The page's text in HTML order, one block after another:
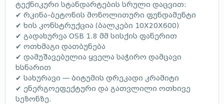
ტექნიკური სტანდარტების სრული დაცვით:
✔ რკინა-ბეტონის მონოლითური ფუნდამენტი
✔ ხის კონსტრუქცია (ბალკები 10X20X600)
✔ გადახურვა OSB 1.8 მმ სისქის ფანერით
✔ ოთხმაგი დათბუნება
✔ დამუშავებულია ყველა საჭირო დამცავი
ხსნარით
✔ სახურავი — ბიტუმის დრეკადი კრამიტი
✔ ენერგოეფექტური და გათვლილი ოთხივე
სეზონზე.